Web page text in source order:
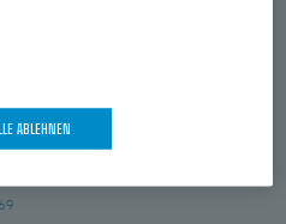
ABLEHNEN